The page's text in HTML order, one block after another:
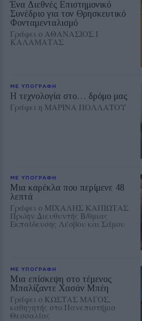
Ένα Διεθνές Επιστημονικό
Συνέδριο για τον Θρησκευτικό
Φονταμενταλισμό
Γράφει ο ΑΘΑΝΑΣΙΟΣ Ι
ΚΑΛΑΜΑΤΑΣ
ΜΕ ΥΠΟΓΡΑΦΗ
Η τεχνολογία στο… δρόμο μας
Γράφει η ΜΑΡΙΝΑ ΠΟΛΛΑΤΟΥ
ΜΕ ΥΠΟΓΡΑΦΗ
Μια καρέκλα που περίμενε 48
λεπτά
Γράφει ο ΜΙΧΑΛΗΣ ΚΑΠΙΩΤΑΣ
Πρώην Διευθυντής Β/θμιας
Εκπαίδευσης Λέσβου και Σάμου
ΜΕ ΥΠΟΓΡΑΦΗ
Μια επίσκεψη στο τέμενος
Μπαλίζαντε Χασάν Μπέη
Γράφει ο ΚΩΣΤΑΣ ΜΑΓΟΣ,
καθηγητής στο Πανεπιστήμιο
Θεσσαλίας